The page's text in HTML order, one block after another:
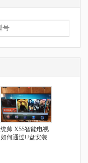
统帅 X55智能电视
如何通过U盘安装